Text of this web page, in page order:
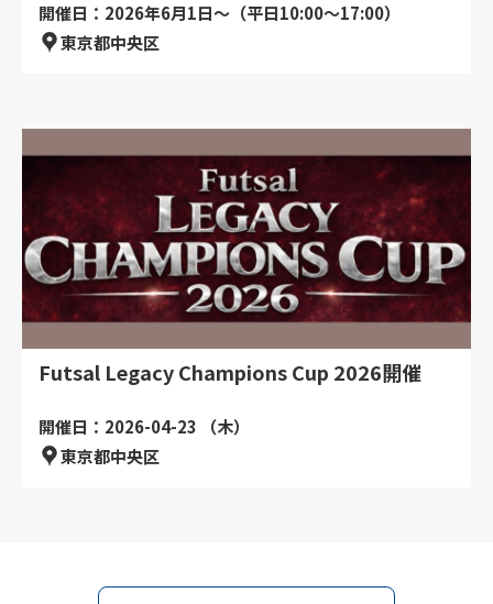
開催日：2026年6月1日～（平日10:00～17:00）
東京都中央区
Futsal Legacy Champions Cup 2026開催
開催日：2026-04-23 （木）
東京都中央区